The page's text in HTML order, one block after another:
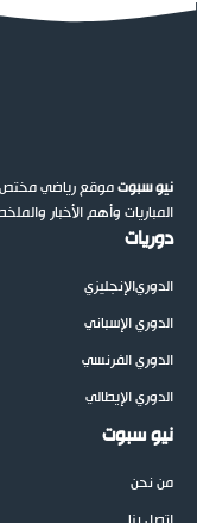
نيو سبوتموقع رياضي مختص
المباريات وأهم الأخبار
دوريات
الدوريالإنجليزي
الدوري الإسباني
الدوري الفرنسي
الدوري الإيطالي
نيو سبوت
من نحن